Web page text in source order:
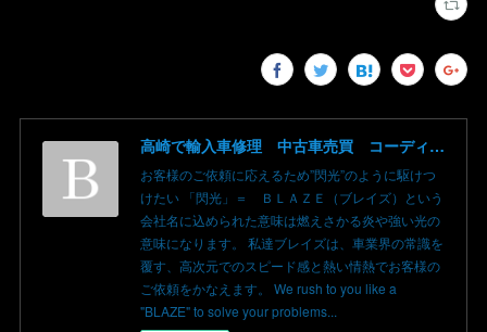
高崎で輸入車修理 中古車売買 コーディングならBLAZE（ブレイズ）へ│BLAZE Total Car Support & Modify in Takasaki Gunma
お客様のご依頼に応えるため”閃光”のように駆けつ
けたい 「閃光」＝ ＢＬＡＺＥ（ブレイズ）という
会社名に込められた意味は燃えさかる炎や強い光の
意味になります。 私達ブレイズは、車業界の常識を
覆す、高次元でのスピード感と熱い情熱でお客様の
ご依頼をかなえます。 We rush to you like a
"BLAZE" to solve your problems...